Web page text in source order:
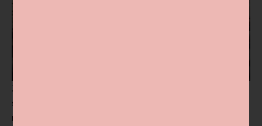
Zabaľte zvlášť spodok a vrch krabice (aby sa dala
skontrolovať) a odovzdajte medzi 20.11.2023 a 4.12.2023
na prevádzke kaviarne na Obchodnej 1 v Miloslavove.